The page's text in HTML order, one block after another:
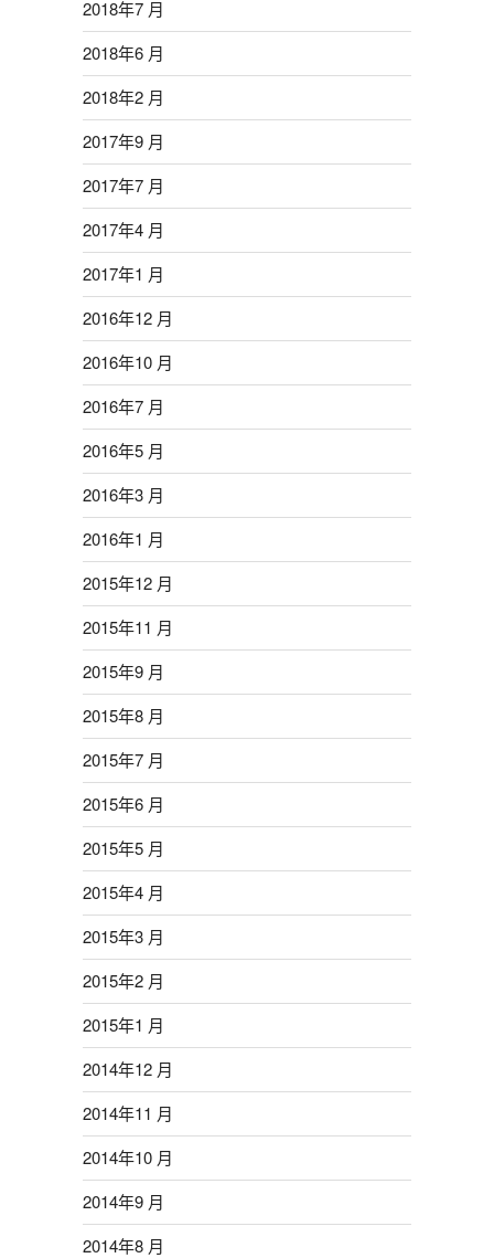
2018年7 月
2018年6 月
2018年2 月
2017年9 月
2017年7 月
2017年4 月
2017年1 月
2016年12 月
2016年10 月
2016年7 月
2016年5 月
2016年3 月
2016年1 月
2015年12 月
2015年11 月
2015年9 月
2015年8 月
2015年7 月
2015年6 月
2015年5 月
2015年4 月
2015年3 月
2015年2 月
2015年1 月
2014年12 月
2014年11 月
2014年10 月
2014年9 月
2014年8 月